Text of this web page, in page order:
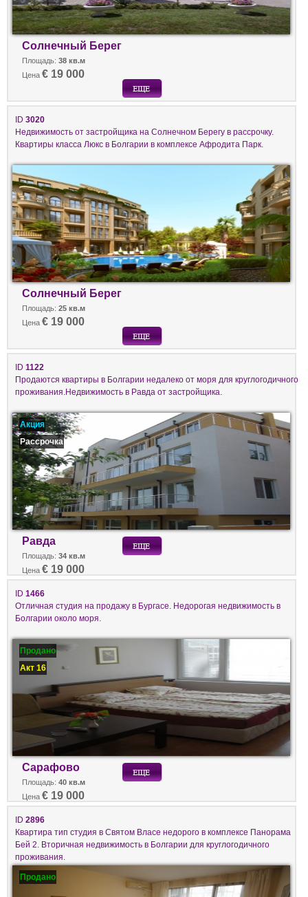
Солнечный Берег
Площадь: 38 кв.м
Цена € 19 000
ID 3020
Недвижимость от застройщика на Солнечном Берегу в рассрочку.
Квартиры класса Люкс в Болгарии в комплексе Афродита Парк.
Солнечный Берег
Площадь: 25 кв.м
Цена € 19 000
ID 1122
Продаются квартиры в Болгарии недалеко от моря для круглогодичного
проживания.Недвижимость в Равда от застройщика.
Акция
Рассрочка
Равда
Площадь: 34 кв.м
Цена € 19 000
ID 1466
Отличная студия на продажу в Бургасе. Недорогая недвижимость в
Болгарии около моря.
Продано
Акт 16
Сарафово
Площадь: 40 кв.м
Цена € 19 000
ID 2896
Квартира тип студия в Святом Власе недорого в комплексе Панорама
Бей 2. Вторичная недвижимость в Болгарии для круглогодичного
проживания.
Продано